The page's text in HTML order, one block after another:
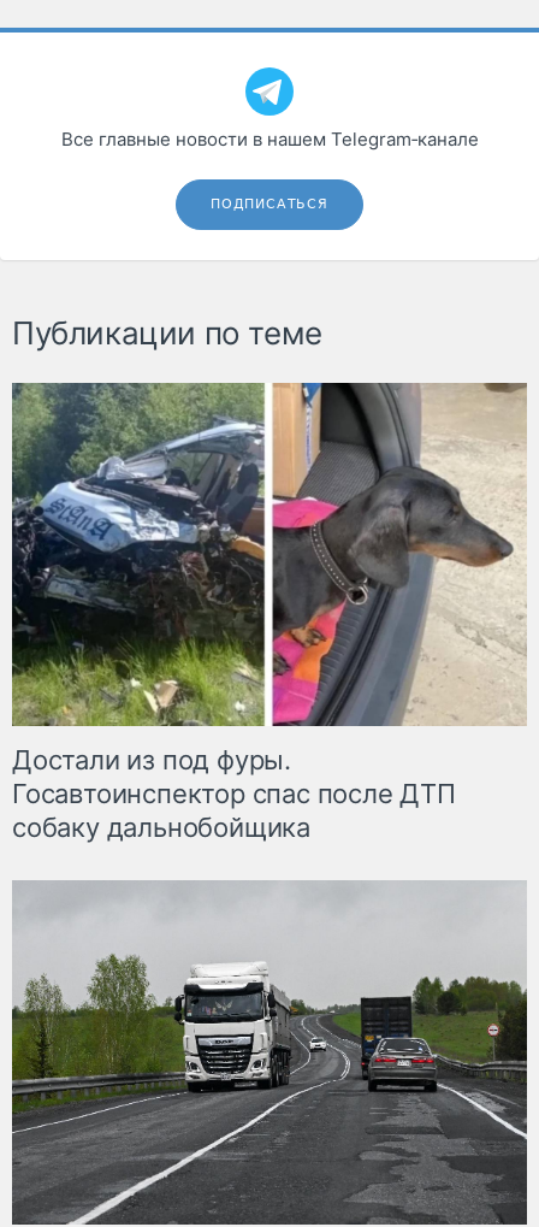
Все главные новости в нашем Telegram‑канале
ПОДПИСАТЬСЯ
Публикации по теме
Достали из под фуры.
Госавтоинспектор спас после ДТП
собаку дальнобойщика